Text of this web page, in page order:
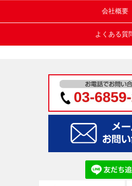
会社概要
よくある質